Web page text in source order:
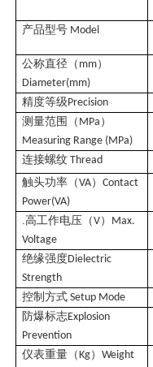
产品型号 Model
公称直径（ mm）
Diameter(mm)
精度等级Precision
测量范围（ MPa ）
Measuring Range (MPa)
连接螺纹 Thread
触头功率（VA）Contact
Power(VA)
.高工作电压（V） Max.
Voltage
绝缘强度Dielectric
Strength
控制方式 Setup Mode
防爆标志Explosion
Prevention
仪表重量（Kg）Weight